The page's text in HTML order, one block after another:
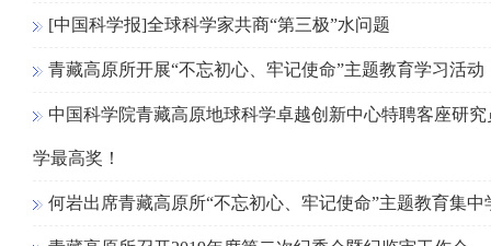
[中国科学报]全球科学家共商“第三极”水问题
青藏高原所开展“不忘初心、牢记使命”主题教育学习活动
中国科学院青藏高原地球科学卓越创新中心特聘客座研
学最高奖！
何岩出席青藏高原所“不忘初心、牢记使命”主题教育集中